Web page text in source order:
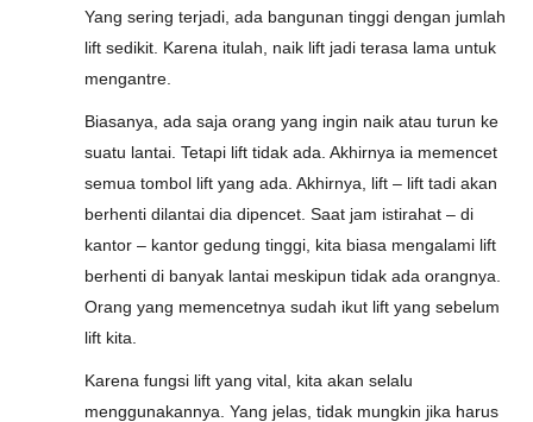
Yang sering terjadi, ada bangunan tinggi dengan jumlah
lift sedikit. Karena itulah, naik lift jadi terasa lama untuk
mengantre.
Biasanya, ada saja orang yang ingin naik atau turun ke
suatu lantai. Tetapi lift tidak ada. Akhirnya ia memencet
semua tombol lift yang ada. Akhirnya, lift – lift tadi akan
berhenti dilantai dia dipencet. Saat jam istirahat – di
kantor – kantor gedung tinggi, kita biasa mengalami lift
berhenti di banyak lantai meskipun tidak ada orangnya.
Orang yang memencetnya sudah ikut lift yang sebelum
lift kita.
Karena fungsi lift yang vital, kita akan selalu
menggunakannya. Yang jelas, tidak mungkin jika harus